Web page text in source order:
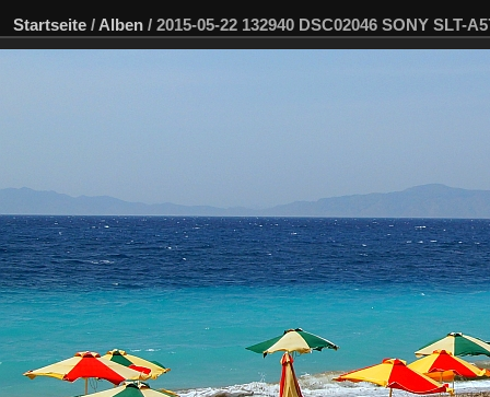
Startseite / Alben / 2015-05-22 132940 DSC02046 SONY SLT-